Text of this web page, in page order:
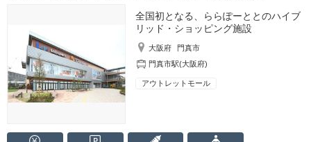
全国初となる、ららぽーととのハイブ
リッド・ショッピング施設
大阪府
門真市
門真市駅(大阪府)
アウトレットモール